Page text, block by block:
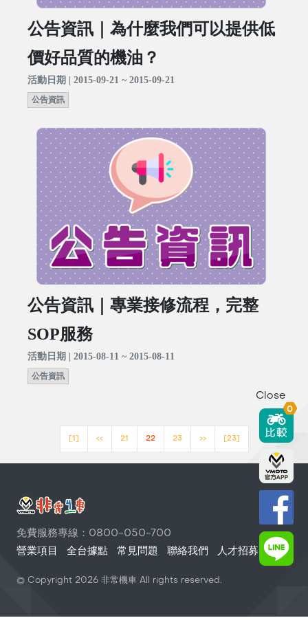
公告資訊｜為什麼我們可以提供低
價好品質的機油？
活動日期 | 2015-09-21 ~ 2015-09-21
公告資訊
公告資訊｜專業接修流程，完整
SOP服務
活動日期 | 2015-08-11 ~ 2015-08-11
公告資訊
[1] << 21 22 23 >> [23]
免費服務專線：0800-050-700
營業項目
全台據點 常見問題 聯絡我們 人才招募
© Copyright 2026 非常機車 All rights reserved.
Close
0